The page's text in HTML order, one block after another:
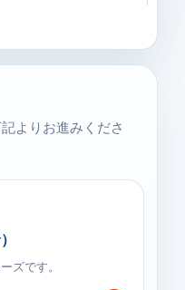
よりお進みくださ
ズです。